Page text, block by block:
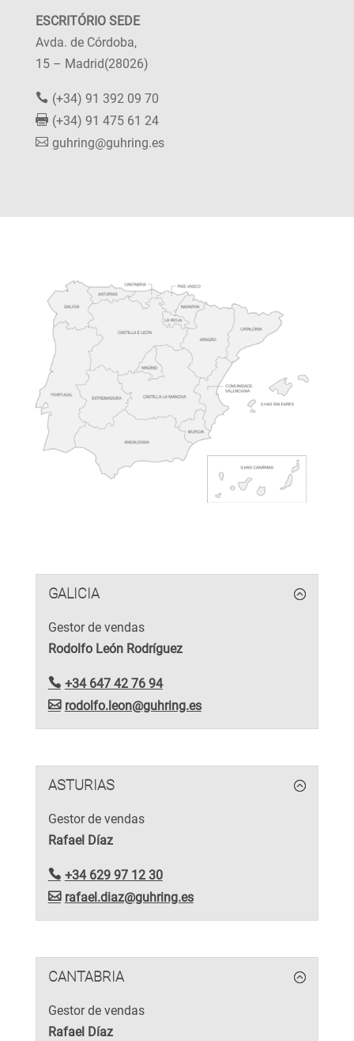
ESCRITÓRIO SEDE
Avda. de Córdoba,
15 – Madrid(28026)
(+34) 91 392 09 70
(+34) 91 475 61 24
guhring@guhring.es
GALICIA
Gestor de vendas
Rodolfo León Rodríguez
+34 647 42 76 94
rodolfo.leon@guhring.es
ASTURIAS
Gestor de vendas
Rafael Díaz
+34 629 97 12 30
rafael.diaz@guhring.es
CANTABRIA
Gestor de vendas
Rafael Díaz